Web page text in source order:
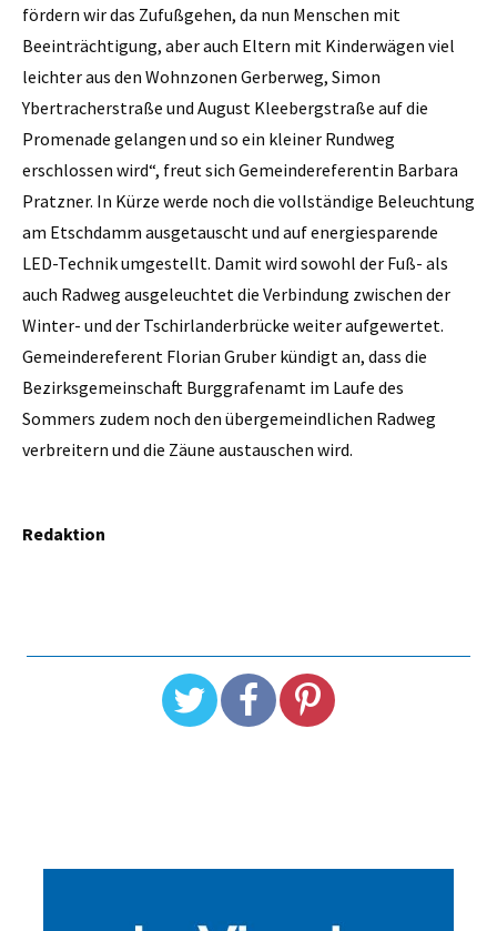
fördern wir das Zufußgehen, da nun Menschen mit
Beeinträchtigung, aber auch Eltern mit Kinderwägen viel
leichter aus den Wohnzonen Gerberweg, Simon
Ybertracherstraße und August Kleebergstraße auf die
Promenade gelangen und so ein kleiner Rundweg
erschlossen wird“, freut sich Gemeindereferentin Barbara
Pratzner. In Kürze werde noch die vollständige Beleuchtung
am Etschdamm ausgetauscht und auf energiesparende
LED-Technik umgestellt. Damit wird sowohl der Fuß- als
auch Radweg ausgeleuchtet die Verbindung zwischen der
Winter- und der Tschirlanderbrücke weiter aufgewertet.
Gemeindereferent Florian Gruber kündigt an, dass die
Bezirksgemeinschaft Burggrafenamt im Laufe des
Sommers zudem noch den übergemeindlichen Radweg
verbreitern und die Zäune austauschen wird.
Redaktion